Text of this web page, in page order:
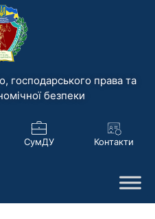
господарського права та
безпеки
СумДУ Контакти